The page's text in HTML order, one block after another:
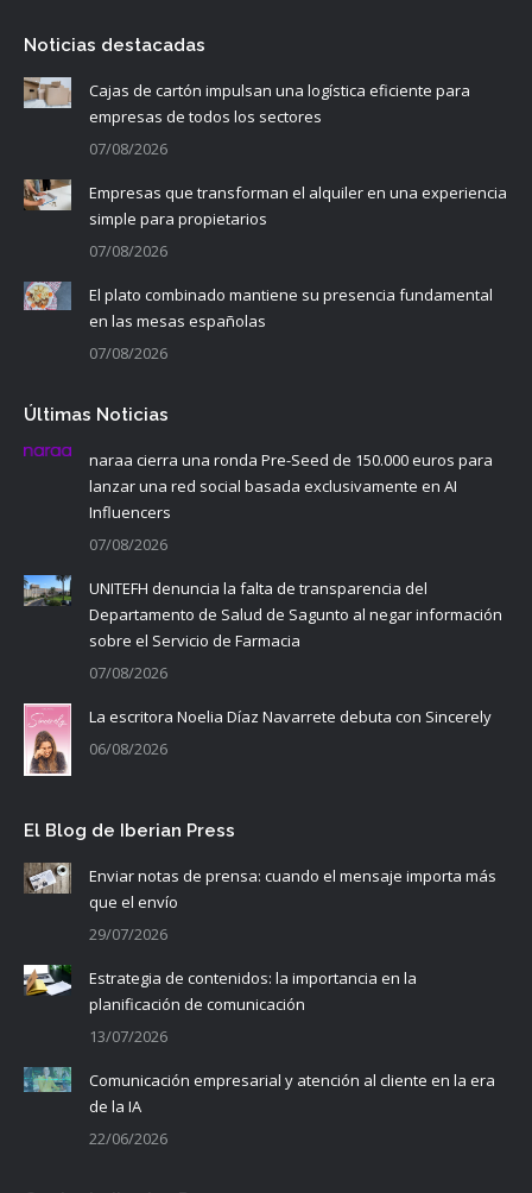
Noticias destacadas
Cajas de cartón impulsan una logística eficiente para
empresas de todos los sectores
07/08/2026
Empresas que transforman el alquiler en una experiencia
simple para propietarios
07/08/2026
El plato combinado mantiene su presencia fundamental
en las mesas españolas
07/08/2026
Últimas Noticias
naraa cierra una ronda Pre-Seed de 150.000 euros para
lanzar una red social basada exclusivamente en AI
Influencers
07/08/2026
UNITEFH denuncia la falta de transparencia del
Departamento de Salud de Sagunto al negar información
sobre el Servicio de Farmacia
07/08/2026
La escritora Noelia Díaz Navarrete debuta con Sincerely
06/08/2026
El Blog de Iberian Press
Enviar notas de prensa: cuando el mensaje importa más
que el envío
29/07/2026
Estrategia de contenidos: la importancia en la
planificación de comunicación
13/07/2026
Comunicación empresarial y atención al cliente en la era
de la IA
22/06/2026